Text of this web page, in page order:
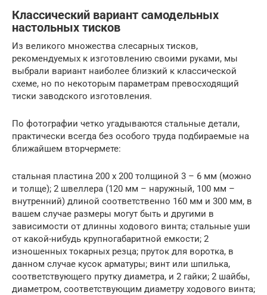
Классический вариант самодельных
настольных тисков
Из великого множества слесарных тисков,
рекомендуемых к изготовлению своими руками, мы
выбрали вариант наиболее близкий к классической
схеме, но по некоторым параметрам превосходящий
тиски заводского изготовления.
По фотографии четко угадываются стальные детали,
практически всегда без особого труда подбираемые на
ближайшем вторчермете:
стальная пластина 200 х 200 толщиной 3 – 6 мм (можно
и толще); 2 швеллера (120 мм – наружный, 100 мм –
внутренний) длиной соответственно 160 мм и 300 мм, в
вашем случае размеры могут быть и другими в
зависимости от длинны ходового винта; стальные уши
от какой-нибудь крупногабаритной емкости; 2
изношенных токарных резца; пруток для воротка, в
данном случае кусок арматуры; винт или шпилька,
соответствующего прутку диаметра, и 2 гайки; 2 шайбы,
диаметром, соответствующим диаметру ходового винта;